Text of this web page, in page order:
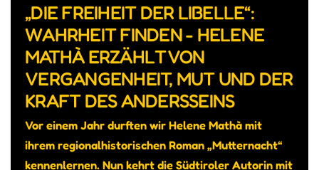
„DIE FREIHEIT DER LIBELLE“:
WAHRHEIT FINDEN - HELENE
MATHÀ ERZÄHLT VON
VERGANGENHEIT, MUT UND DER
KRAFT DES ANDERSSEINS
Vor einem Jahr durften wir Helene Mathà mit
ihrem regionalhistorischen Roman „Mutternacht“
kennenlernen. Nun kehrt die Südtiroler Autorin mit